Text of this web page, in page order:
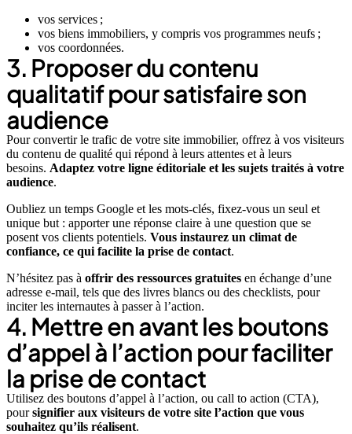
vos services ;
vos biens immobiliers, y compris vos programmes neufs ;
vos coordonnées.
3. Proposer du contenu
qualitatif pour satisfaire son
audience
Pour convertir le trafic de votre site immobilier, offrez à vos visiteurs
du contenu de qualité qui répond à leurs attentes et à leurs
besoins. Adaptez votre ligne éditoriale et les sujets traités à votre
audience.
Oubliez un temps Google et les mots-clés, fixez-vous un seul et
unique but : apporter une réponse claire à une question que se
posent vos clients potentiels. Vous instaurez un climat de
confiance, ce qui facilite la prise de contact.
N’hésitez pas à offrir des ressources gratuites en échange d’une
adresse e-mail, tels que des livres blancs ou des checklists, pour
inciter les internautes à passer à l’action.
4. Mettre en avant les boutons
d’appel à l’action pour faciliter
la prise de contact
Utilisez des boutons d’appel à l’action, ou call to action (CTA),
poursignifier aux visiteurs de votre site l’action que vous
souhaitez qu’ils réalisent.